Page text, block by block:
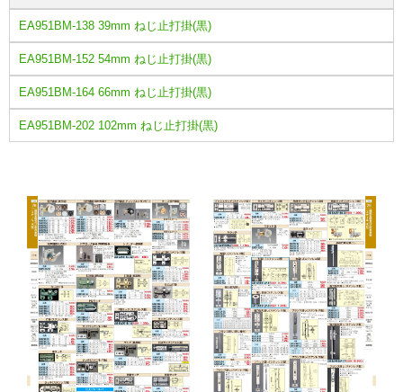
EA951BM-138 39mm ねじ止打掛(黒)
EA951BM-152 54mm ねじ止打掛(黒)
EA951BM-164 66mm ねじ止打掛(黒)
EA951BM-202 102mm ねじ止打掛(黒)